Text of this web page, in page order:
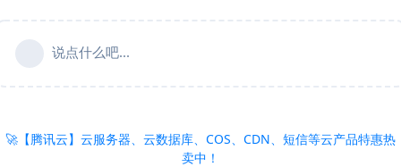
说点什么吧...
🚀【腾讯云】云服务器、云数据库、COS、CDN、短信等云产品特惠热
卖中！